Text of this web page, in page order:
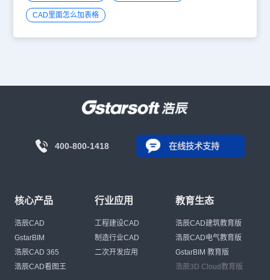
CAD里面怎么加表格
400-800-1418 在线技术支持
核心产品
浩辰CAD
GstarBIM
浩辰CAD 365
浩辰CAD看图王
行业应用
工程建设CAD
制造行业CAD
二次开发应用
教育生态
浩辰CAD建筑教育版
浩辰CAD电气教育版
GstarBIM 教育版
浩辰3D Cloud教育版